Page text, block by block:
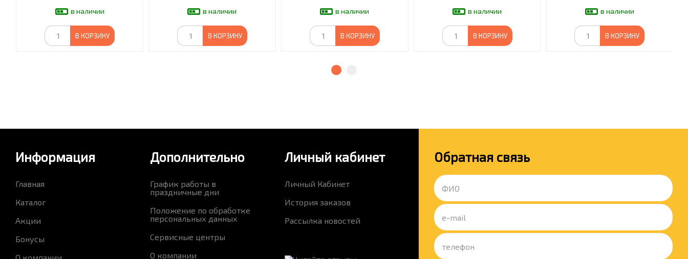
в наличии
В КОРЗИНУ
в наличии
В КОРЗИНУ
в наличии
В КОРЗИНУ
в наличии
В КОРЗИНУ
в наличии
В КОРЗИНУ
Информация
Главная
Каталог
Акции
Бонусы
Дополнительно
График работы в
праздничные дни
Положение по обработке
персональных данных
Сервисные центры
О компании
Личный кабинет
Личный Кабинет
История заказов
Рассылка новостей
Обратная связь